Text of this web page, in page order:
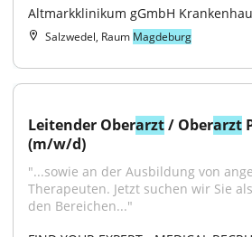
Altmarkklinikum gGmbH
Salzwedel, Raum Magdeburg
Leitender Oberarzt / Oberarzt
(m/w/d)
"...sowie an der Ausbildung von
Therapeuten. Jetzt suchen wir Sie
den Bereichen..."